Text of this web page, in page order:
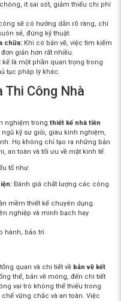
ít sai sót, giảm thiểu chi phí
sẽ có hướng dẫn rõ ràng, chi
sẻ, đúng kỹ thuật.
chữa: Khi có bản vẽ, việc tìm kiếm
giản hơn rất nhiều.
kế là một phần quan trọng trong
tục pháp lý khác.
Thi Công Nhà
nghiệm trong thiết kế nhà tiền
kỹ sư giỏi, giàu kinh nghiệm,
Họ không chỉ tạo ra những bản
an toàn và tối ưu về mặt kinh tế.
tố như:
Đánh giá chất lượng các công
mềm thiết kế chuyên dụng.
nghiệp và minh bạch hay
hành, bảo trì.
quan và chi tiết về bản vẽ kết
thể, bản vẽ móng, đến chi tiết
vai trò không thể thiếu trong
vững chắc và an toàn. Việc